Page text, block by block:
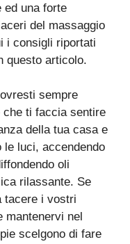
ed una forte
del massaggio
i consigli riportati
questo articolo.
sempre
ti faccia sentire
della tua casa e
le luci, accendendo
oli
rilassante. Se
tacere i vostri
mantenervi nel
scelgono di fare